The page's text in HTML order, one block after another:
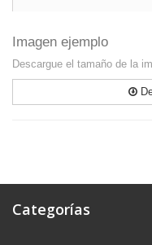
Imagen ejemplo
Descargue el tamaño de la
Categorías